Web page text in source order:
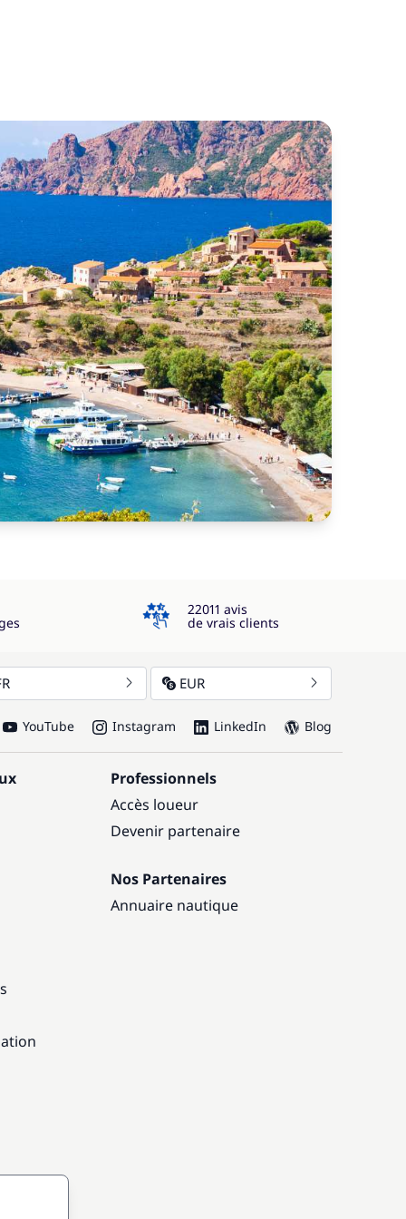
4.3
22011 avis
de vrais clients
EUR
YouTube Instagram LinkedIn Blog
Professionnels
Accès loueur
Devenir partenaire
Nos Partenaires
Annuaire nautique